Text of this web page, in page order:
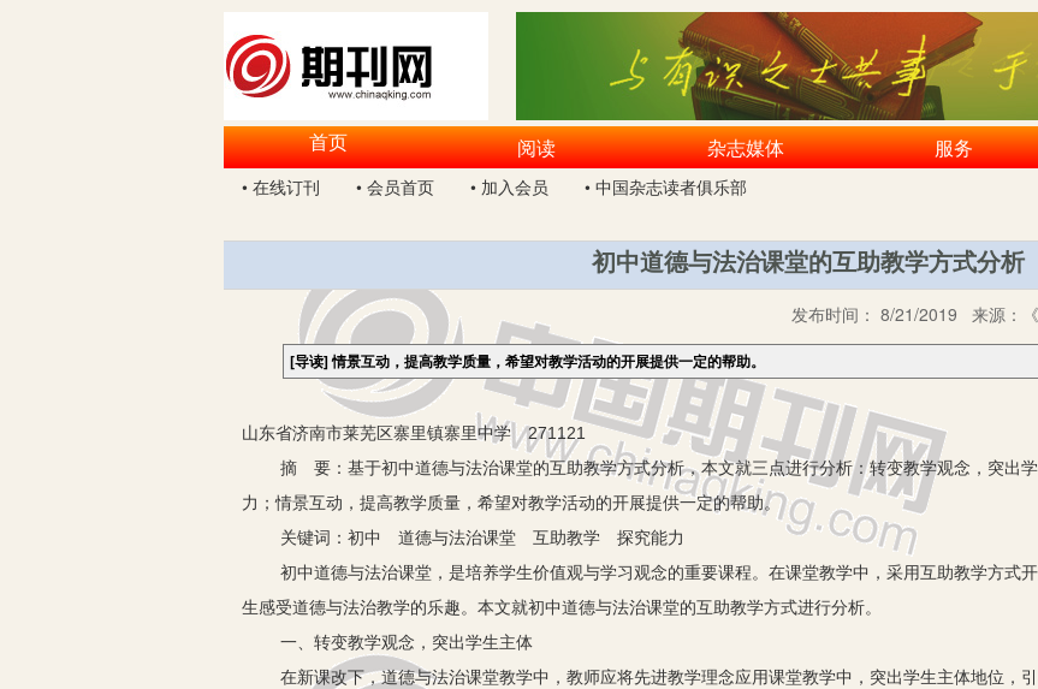
首页 阅读 杂志媒体 服务
• 在线订刊
• 会员首页 • 加入会员 • 中国杂志读者俱乐部
初中道德与法治课堂的互助教学方式分析
发布时间： 8/21/2019 来源：
[导读]情景互动，提高教学质量，希望对教学活动的开展提供一定的帮助。
山东省济南市莱芜区寨里镇寨里中学 271121
摘 要：基于初中道德与法治课堂的互助教学方式分析，本文就三点进行分析：转变教学观念，突出学
力；情景互动，提高教学质量，希望对教学活动的开展提供一定的帮助。
关键词：初中 道德与法治课堂 互助教学 探究能力
初中道德与法治课堂，是培养学生价值观与学习观念的重要课程。在课堂教学中，采用互助教学方式
生感受道德与法治教学的乐趣。本文就初中道德与法治课堂的互助教学方式进行分析。
一、转变教学观念，突出学生主体
在新课改下，道德与法治课堂教学中，教师应将先进教学理念应用课堂教学中，突出学生主体地位，引